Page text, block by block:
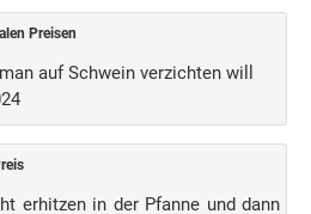
Preisen
auf Schwein verzichten will
erhitzen in der Pfanne und dann